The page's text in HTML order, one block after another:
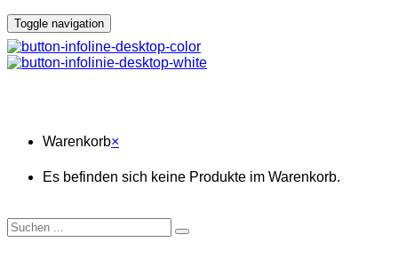
Toggle navigation
Warenkorb×
Es befinden sich keine Produkte im Warenkorb.